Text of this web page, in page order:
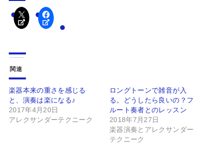
関連
楽器本来の重さを感じる
と、演奏は楽になる♪
2017年4月20日
アレクサンダーテクニーク
ロングトーンで雑音が入
る。どうしたら良いの？フ
ルート奏者とのレッスン
2018年7月27日
楽器演奏とアレクサンダー
テクニーク